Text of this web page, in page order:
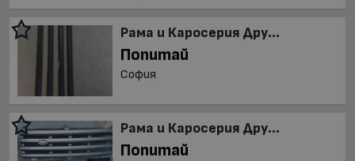
Рама и Каросерия Дру...
Попитай
София
Рама и Каросерия Дру...
Попитай